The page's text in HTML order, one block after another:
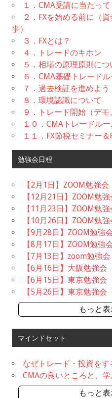
１．CMA受講に当たって
２．FXを始める前に（
事）
３．FXとは？
４．トレードのキホン
５．相場の原理原則につ
６．CMA基礎トレード
７．過去検証を進めよう
８．環境認識について
９．トレード開始（デモ
１０．CMAトレードル
１１．FX節税セミナー
勉強会日程
【2月1日】ZOOM勉強会
【12月21日】ZOOM勉強
【11月23日】ZOOM勉強
【10月26日】ZOOM勉強
【9月28日】ZOOM勉強
【8月17日】ZOOM勉強
【7月13日】zoom勉強会
【6月16日】大阪勉強会
【6月15日】東京勉強会
【5月26日】東京勉強会
もっと
マインドセット
なぜトレード・投資をす
CMAの良いところと、
もっと